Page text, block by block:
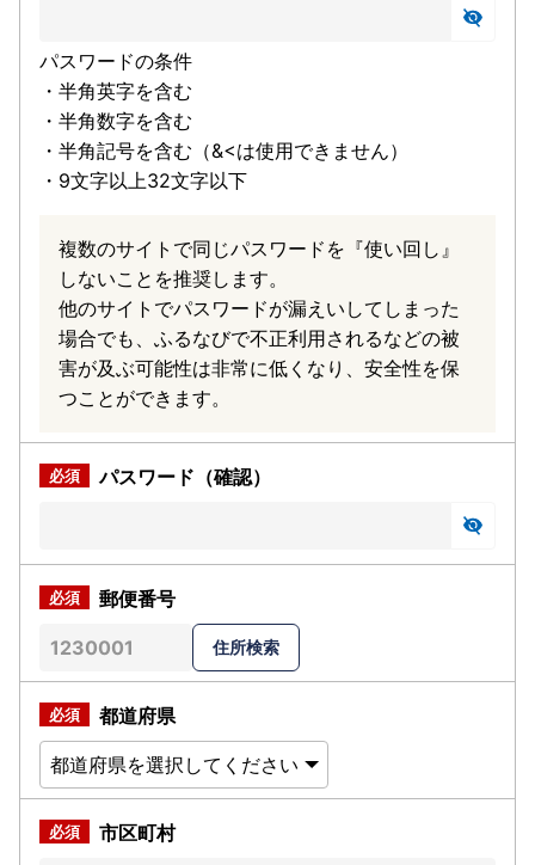
パスワードの条件
・半角英字を含む
・半角数字を含む
・半角記号を含む（&<は使用できません）
・9文字以上32文字以下
複数のサイトで同じパスワードを『使い回し』
しないことを推奨します。
他のサイトでパスワードが漏えいしてしまった
場合でも、ふるなびで不正利用されるなどの被
害が及ぶ可能性は非常に低くなり、安全性を保
つことができます。
パスワード（確認）
郵便番号
都道府県
市区町村